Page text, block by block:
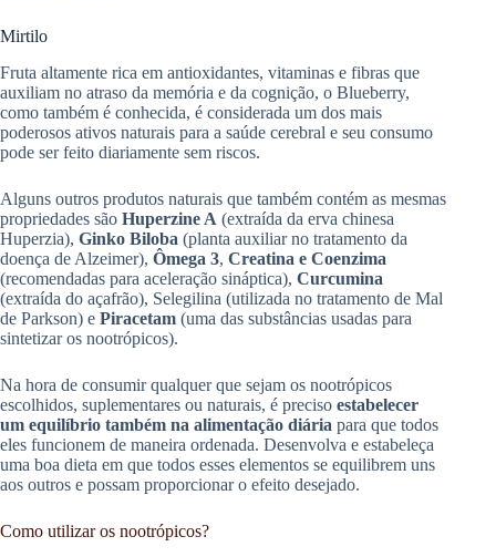
Mirtilo
Fruta altamente rica em antioxidantes, vitaminas e fibras que
auxiliam no atraso da memória e da cognição, o Blueberry,
como também é conhecida, é considerada um dos mais
poderosos ativos naturais para a saúde cerebral e seu consumo
pode ser feito diariamente sem riscos.
Alguns outros produtos naturais que também contém as mesmas
propriedades são Huperzine A (extraída da erva chinesa
Huperzia), Ginko Biloba (planta auxiliar no tratamento da
doença de Alzeimer), Ômega 3, Creatina e Coenzima
(recomendadas para aceleração sináptica), Curcumina
(extraída do açafrão), Selegilina (utilizada no tratamento de Mal
de Parkson) e Piracetam (uma das substâncias usadas para
sintetizar os nootrópicos).
Na hora de consumir qualquer que sejam os nootrópicos
escolhidos, suplementares ou naturais, é preciso estabelecer
um equilíbrio também na alimentação diária para que todos
eles funcionem de maneira ordenada. Desenvolva e estabeleça
uma boa dieta em que todos esses elementos se equilibrem uns
aos outros e possam proporcionar o efeito desejado.
Como utilizar os nootrópicos?